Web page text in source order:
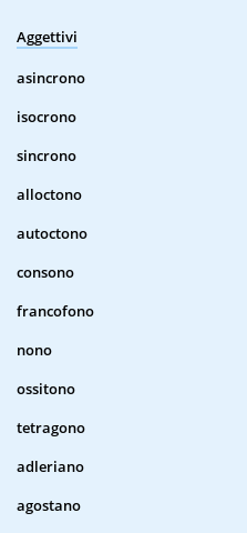
Aggettivi
asincrono
isocrono
sincrono
alloctono
autoctono
consono
francofono
nono
ossitono
tetragono
adleriano
agostano